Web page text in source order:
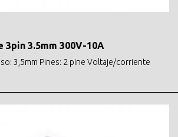
3pin 3.5mm 300V-10A
3,5mm Pines: 2 pine Voltaje/corriente